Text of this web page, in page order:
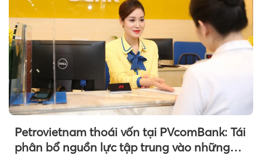
Petrovietnam thoái vốn tại PVcomBank: Tái
phân bổ nguồn lực tập trung vào những